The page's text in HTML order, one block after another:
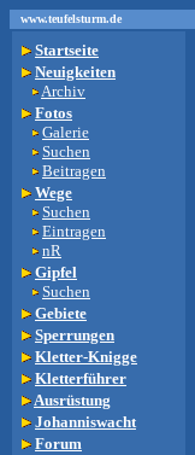
www.teufelsturm.de
Startseite
Neuigkeiten
Archiv
Fotos
Galerie
Suchen
Beitragen
Wege
Suchen
Eintragen
nR
Gipfel
Suchen
Gebiete
Sperrungen
Kletter-Knigge
Kletterführer
Ausrüstung
Johanniswacht
Forum